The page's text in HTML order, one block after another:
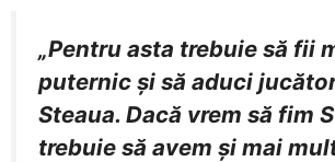
„Pentru asta trebuie să fii
puternic și să aduci
Steaua. Dacă vrem să fim
trebuie să avem și mai